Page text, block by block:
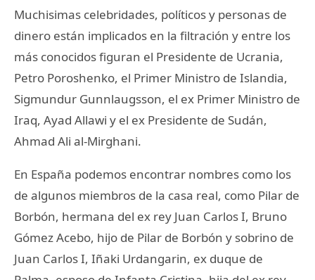
Muchisimas celebridades, políticos y personas de
dinero están implicados en la filtración y entre los
más conocidos figuran el Presidente de Ucrania,
Petro Poroshenko, el Primer Ministro de Islandia,
Sigmundur Gunnlaugsson, el ex Primer Ministro de
Iraq, Ayad Allawi y el ex Presidente de Sudán,
Ahmad Ali al-Mirghani.
En España podemos encontrar nombres como los
de algunos miembros de la casa real, como Pilar de
Borbón, hermana del ex rey Juan Carlos I, Bruno
Gómez Acebo, hijo de Pilar de Borbón y sobrino de
Juan Carlos I, Iñaki Urdangarin, ex duque de